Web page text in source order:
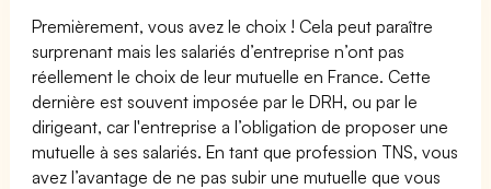
Premièrement, vous avez le choix ! Cela peut paraître
surprenant mais les salariés d’entreprise n’ont pas
réellement le choix de leur mutuelle en France. Cette
dernière est souvent imposée par le DRH, ou par le
dirigeant, car l'entreprise a l’obligation de proposer une
mutuelle à ses salariés. En tant que profession TNS, vous
avez l’avantage de ne pas subir une mutuelle que vous